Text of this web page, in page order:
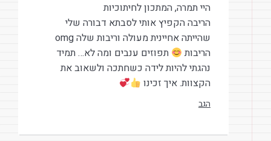
היי תמרה, המתכון לחיתוכיות
הריבה הקפיץ אותי לסבתא דבורה שלי
שהייתה אחיינית מעולה וריבות שלה omg
הריבות
תפוזים ענבים ומה לא… תמיד
נהגתי להיות לידה כשחתכה ולשאוב את
הקצוות. איך זכינו
הגב